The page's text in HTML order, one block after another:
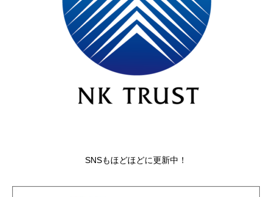
SNSもほどほどに更新中！